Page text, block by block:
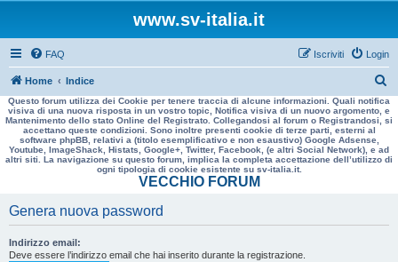
www.sv-italia.it
FAQ Login
Iscriviti
Home Indice
e
r
a
Questo forum utilizza dei Cookie per tenere traccia di alcune informazioni. Quali notifica
visiva di una nuova risposta in un vostro topic, Notifica visiva di un nuovo argomento, e
Mantenimento dello stato Online del Registrato. Collegandosi al forum o Registrandosi, si
accettano queste condizioni. Sono inoltre presenti cookie di terze parti, esterni al
software phpBB, relativi a (titolo esemplificativo e non esaustivo) Google Adsense,
Youtube, ImageShack, Histats, Google+, Twitter, Facebook, (e altri Social Network), e ad
altri siti. La navigazione su questo forum, implica la completa accettazione dell’utilizzo di
ogni tipologia di cookie esistente su sv-italia.it.
VECCHIO FORUM
Genera nuova password
Indirizzo email:
Deve essere l’indirizzo email che hai inserito durante la registrazione.